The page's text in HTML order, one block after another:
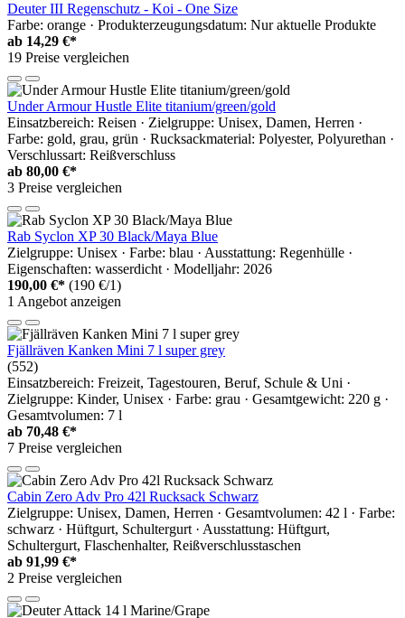
Deuter III Regenschutz - Koi - One Size
Farbe: orange · Produkterzeugungsdatum: Nur aktuelle Produkte
ab 14,29 €*
19 Preise vergleichen
Under Armour Hustle Elite titanium/green/gold
Einsatzbereich: Reisen · Zielgruppe: Unisex, Damen, Herren ·
Farbe: gold, grau, grün · Rucksackmaterial: Polyester, Polyurethan ·
Verschlussart: Reißverschluss
ab 80,00 €*
3 Preise vergleichen
Rab Syclon XP 30 Black/Maya Blue
Zielgruppe: Unisex · Farbe: blau · Ausstattung: Regenhülle ·
Eigenschaften: wasserdicht · Modelljahr: 2026
190,00 €* (190 €/1)
1 Angebot anzeigen
Fjällräven Kanken Mini 7 l super grey
(552)
Einsatzbereich: Freizeit, Tagestouren, Beruf, Schule & Uni ·
Zielgruppe: Kinder, Unisex · Farbe: grau · Gesamtgewicht: 220 g ·
Gesamtvolumen: 7 l
ab 70,48 €*
7 Preise vergleichen
Cabin Zero Adv Pro 42l Rucksack Schwarz
Zielgruppe: Unisex, Damen, Herren · Gesamtvolumen: 42 l · Farbe:
schwarz · Hüftgurt, Schultergurt · Ausstattung: Hüftgurt,
Schultergurt, Flaschenhalter, Reißverschlusstaschen
ab 91,99 €*
2 Preise vergleichen